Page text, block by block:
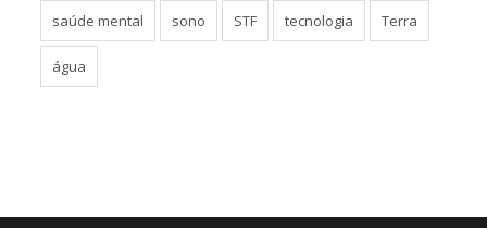
saúde mental sono STF tecnologia Terra
água